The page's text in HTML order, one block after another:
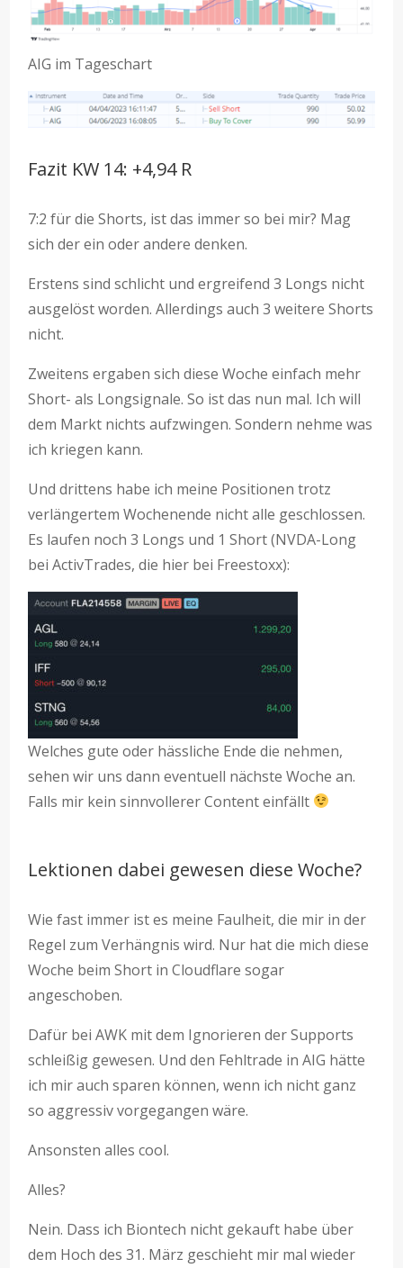
AIG im Tageschart
Fazit KW 14: +4,94 R
7:2 für die Shorts, ist das immer so bei mir? Mag
sich der ein oder andere denken.
Erstens sind schlicht und ergreifend 3 Longs nicht
ausgelöst worden. Allerdings auch 3 weitere Shorts
nicht.
Zweitens ergaben sich diese Woche einfach mehr
Short- als Longsignale. So ist das nun mal. Ich will
dem Markt nichts aufzwingen. Sondern nehme was
ich kriegen kann.
Und drittens habe ich meine Positionen trotz
verlängertem Wochenende nicht alle geschlossen.
Es laufen noch 3 Longs und 1 Short (NVDA-Long
bei ActivTrades, die hier bei Freestoxx):
Welches gute oder hässliche Ende die nehmen,
sehen wir uns dann eventuell nächste Woche an.
Falls mir kein sinnvollerer Content einfällt
Lektionen dabei gewesen diese Woche?
Wie fast immer ist es meine Faulheit, die mir in der
Regel zum Verhängnis wird. Nur hat die mich diese
Woche beim Short in Cloudflare sogar
angeschoben.
Dafür bei AWK mit dem Ignorieren der Supports
schleißig gewesen. Und den Fehltrade in AIG hätte
ich mir auch sparen können, wenn ich nicht ganz
so aggressiv vorgegangen wäre.
Ansonsten alles cool.
Alles?
Nein. Dass ich Biontech nicht gekauft habe über
dem Hoch des 31. März geschieht mir mal wieder